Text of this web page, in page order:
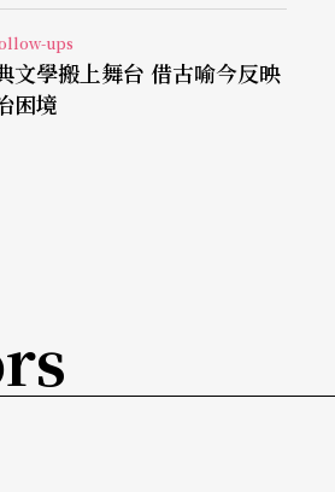
劇中擔任野田妹一角的日本
○○一年出道，第一部電影就
小時候學過鋼琴的她，為拍戲
斯風的演奏，也非常有模有
也在劇中的搖擺女子爵士樂團
ups
搬上舞台 借古喻今反映
困境